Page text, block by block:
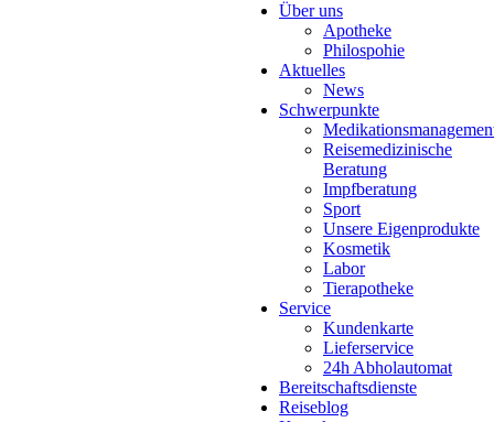
Über uns
Apotheke
Philospohie
Aktuelles
News
Schwerpunkte
Reisemedizinische
Beratung
Impfberatung
Sport
Unsere Eigenprodukte
Kosmetik
Labor
Tierapotheke
Service
Kundenkarte
Lieferservice
24h Abholautomat
Bereitschaftsdienste
Reiseblog